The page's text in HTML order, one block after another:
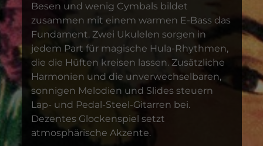
Besen und wenig Cymbals bildet
zusammen mit einem warmen E-Bass das
Fundament. Zwei Ukulelen sorgen in
jedem Part für magische Hula-Rhythmen,
die die Hüften kreisen lassen. Zusätzliche
Harmonien und die unverwechselbaren,
sonnigen Melodien und Slides steuern
Lap- und Pedal-Steel-Gitarren bei.
Dezentes Glockenspiel setzt
atmosphärische Akzente.